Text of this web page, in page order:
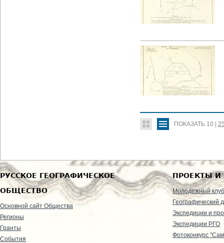
ПОКАЗАТЬ 10 |
РУССКОЕ ГЕОГРАФИЧЕСКОЕ
ОБЩЕСТВО
Основной сайт Общества
Регионы
Гранты
События
ПРОЕКТЫ И
Молодежный клуб
Географический
Экспедиции и
Экспедиции РГО
Фотоконкурс